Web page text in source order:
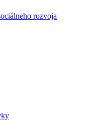
rozvoja